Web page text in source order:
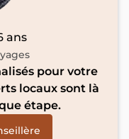
ans
pour votre
locaux sont là
étape.